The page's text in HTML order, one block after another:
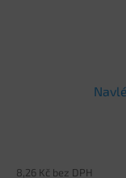
8,26 Kč bez DPH